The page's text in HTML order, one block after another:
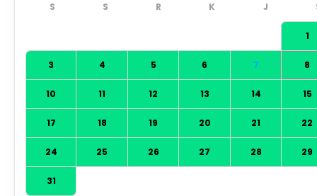
1
3 4 5 6 7 8
10 11 12 13 14 15
17 18 19 20 21 22
24 25 26 27 28 29
31